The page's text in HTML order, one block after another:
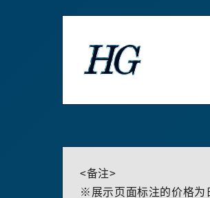
<备注>
※展示页面标注的价格为